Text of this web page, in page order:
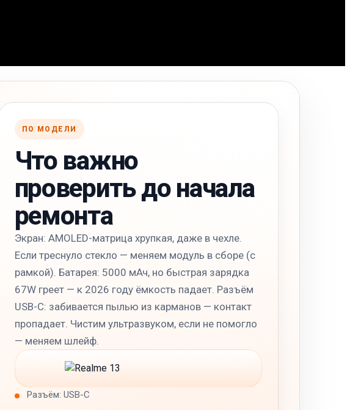
ПО МОДЕЛИ
Что важно
проверить до начала
ремонта
Экран: AMOLED-матрица хрупкая, даже в чехле.
Если треснуло стекло — меняем модуль в сборе (с
рамкой). Батарея: 5000 мАч, но быстрая зарядка
67W греет — к 2026 году ёмкость падает. Разъём
USB-C: забивается пылью из карманов — контакт
пропадает. Чистим ультразвуком, если не помогло
— меняем шлейф.
Разъём: USB-C